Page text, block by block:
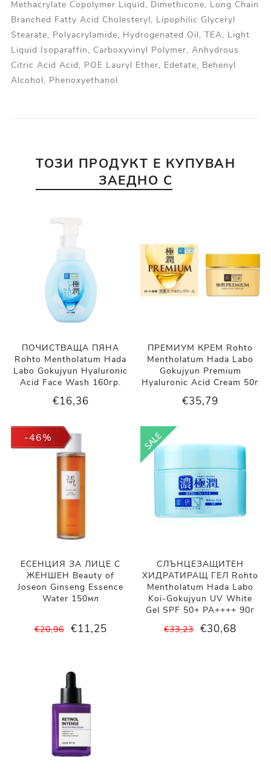
Methacrylate Copolymer Liquid, Dimethicone, Long Chain
Branched Fatty Acid Cholesteryl, Lipophilic Glyceryl
Stearate, Polyacrylamide, Hydrogenated Oil, TEA, Light
Liquid Isoparaffin, Carboxyvinyl Polymer, Anhydrous
Citric Acid Acid, POE Lauryl Ether, Edetate, Behenyl
Alcohol, Phenoxyethanol
ТОЗИ ПРОДУКТ Е КУПУВАН
ЗАЕДНО С
ПОЧИСТВАЩА ПЯНА
Rohto Mentholatum Hada
Labo Gokujyun Hyaluronic
Acid Face Wash 160гр.
€16,36
ПРЕМИУМ КРЕМ Rohto
Mentholatum Hada Labo
Gokujyun Premium
Hyaluronic Acid Cream 50г
€35,79
-46%
ЕСЕНЦИЯ ЗА ЛИЦЕ С
ЖЕНШЕН Beauty of
Joseon Ginseng Essence
Water 150мл
€20,96 €11,25
СЛЪНЦЕЗАЩИТЕН
ХИДРАТИРАЩ ГЕЛ Rohto
Mentholatum Hada Labo
Koi-Gokujyun UV White
Gel SPF 50+ PA++++ 90г
€33,23 €30,68